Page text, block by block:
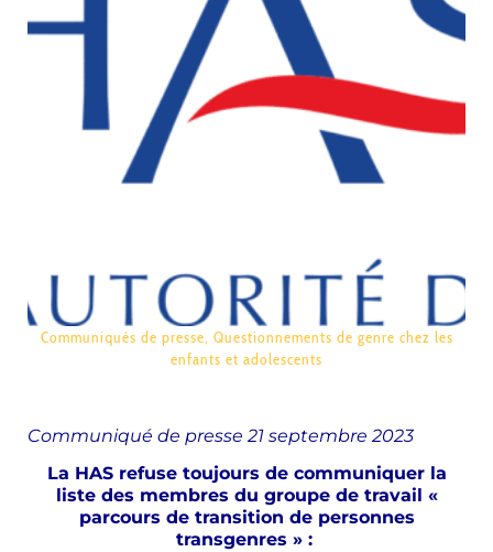
Communiqués de presse, Questionnements de genre chez les
enfants et adolescents
Communiqué de presse 21 septembre 2023
La HAS refuse toujours de communiquer la
liste des membres du groupe de travail «
parcours de transition de personnes
transgenres » :